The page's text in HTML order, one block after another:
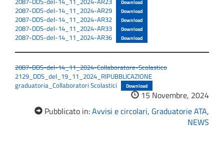
Download
2087-DDS-del-14_11_2024-AR29 Download
2087-DDS-del-14_11_2024-AR32 Download
2087-DDS-del-14_11_2024-AR33 Download
2087-DDS-del-14_11_2024-AR36 Download
2087-DDS-del-14_11_2024-Collaboratore-Scolastico
2129_DDS_del_19_11_2024_RIPUBBLICAZIONE
graduatoria_Collaboratori Scolastici
Download
15 Novembre, 2024
Pubblicato in:Avvisi e circolari, Graduatorie ATA,
NEWS